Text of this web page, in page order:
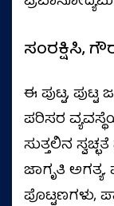
ಸಂರಕ್ಷಿಸಿ,
ಈ ಪುಟ್ಟ,
ಪರಿಸರ
ಸುತ್ತಲಿನ
ಜಾಗೃತಿ
ಪೊಟ್ಟಣಗಳು,